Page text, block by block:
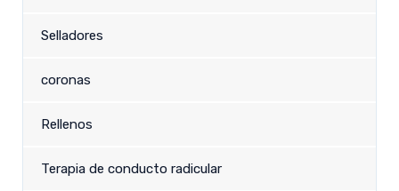
Selladores
coronas
Rellenos
Terapia de conducto radicular